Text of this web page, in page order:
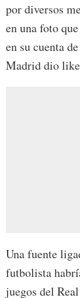
por diversos
en una foto
en su cuenta
Madrid dio
Una fuente
futbolista
juegos del